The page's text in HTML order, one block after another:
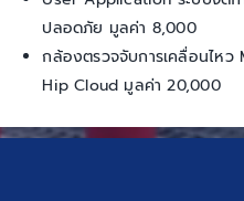
ปลอดภัย มูลค่า 8,000
กล้องตรวจจับการเคลื่อนไหว
Hip Cloud มูลค่า 20,000